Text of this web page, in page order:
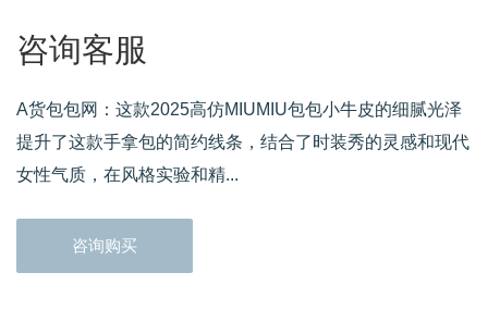
咨询客服
A货包包网：这款2025高仿MIUMIU包包小牛皮的细腻光泽
提升了这款手拿包的简约线条，结合了时装秀的灵感和现代
女性气质，在风格实验和精...
咨询购买